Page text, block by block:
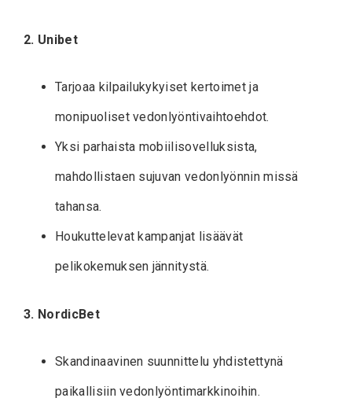
2. Unibet
Tarjoaa kilpailukykyiset kertoimet ja
monipuoliset vedonlyöntivaihtoehdot.
Yksi parhaista mobiilisovelluksista,
mahdollistaen sujuvan vedonlyönnin missä
tahansa.
Houkuttelevat kampanjat lisäävät
pelikokemuksen jännitystä.
3. NordicBet
Skandinaavinen suunnittelu yhdistettynä
paikallisiin vedonlyöntimarkkinoihin.